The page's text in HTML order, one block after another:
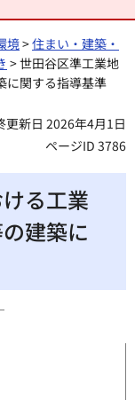
境>住まい・建築・
> 世田谷区準工業地
に関する指導基準
更新日 2026年4月1日
ページID 3786
る工業
建築に